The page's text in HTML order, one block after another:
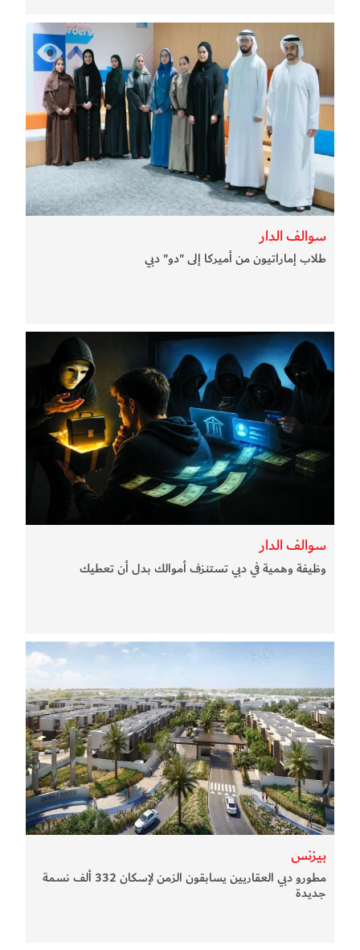
سوالف الدار
طلاب إماراتيون من أميركا إلى "دو" دبي
سوالف الدار
وظيفة وهمية في دبي تستنزف أموالك بدل أن تعطيك
بيزنس
مطورو دبي العقاريين يسابقون الزمن لإسكان 332 ألف نسمة
جديدة